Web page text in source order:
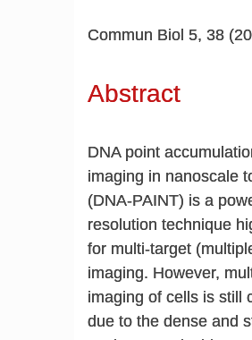
Commun Biol 5, 38
Abstract
DNA point
imaging in nanoscale
(DNA-PAINT) is a
resolution technique
for multi-target
imaging. However,
imaging of cells is still
due to the dense and